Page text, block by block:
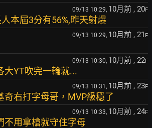
09/13 10:29, 10月前 , 20F
本屆3分有56%,昨天射爆
09/13 10:29, 10月前 , 21 F
09/13 10:30, 10月前 , 22F
大YT吹完一輪就...
09/13 10:31, 10月前 , 23F
奇右打字母哥，MVP級穩了
09/13 10:33, 10月前 , 24F
不用拿槍就守住字母